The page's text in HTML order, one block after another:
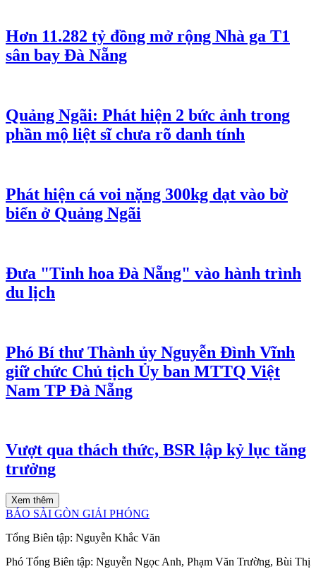
Hơn 11.282 tỷ đồng mở rộng Nhà ga T1
sân bay Đà Nẵng
Quảng Ngãi: Phát hiện 2 bức ảnh trong
phần mộ liệt sĩ chưa rõ danh tính
Phát hiện cá voi nặng 300kg dạt vào bờ
biển ở Quảng Ngãi
Đưa "Tinh hoa Đà Nẵng" vào hành trình
du lịch
Phó Bí thư Thành ủy Nguyễn Đình Vĩnh
giữ chức Chủ tịch Ủy ban MTTQ Việt
Nam TP Đà Nẵng
Vượt qua thách thức, BSR lập kỷ lục tăng
trưởng
Xem thêm
BÁO SÀI GÒN GIẢI PHÓNG
Tổng Biên tập: Nguyễn Khắc Văn
Phó Tổng Biên tập: Nguyễn Ngọc Anh, Phạm Văn Trường, Bùi Thị